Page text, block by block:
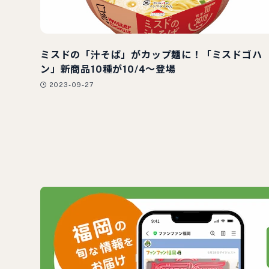
ミスドの「汁そば」がカップ麺に！「ミスドゴハ
ン」新商品10種が10/4～登場
2023-09-27